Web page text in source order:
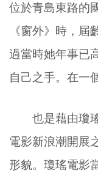
位於青島東路的
《窗外》時，
過當時她年事已
自己之手。在一
也是藉由瓊瑤
電影新浪潮開展
形貌。瓊瑤電影